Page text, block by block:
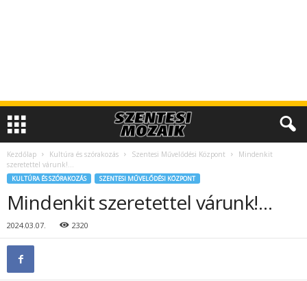
Kezdőlap Kultúra és szórakozás Szentesi Művelődési Központ
Mindenkit
szeretettel várunk!…
KULTÚRA ÉS SZÓRAKOZÁS SZENTESI MŰVELŐDÉSI KÖZPONT
Mindenkit szeretettel várunk!…
2024.03.07. 2320